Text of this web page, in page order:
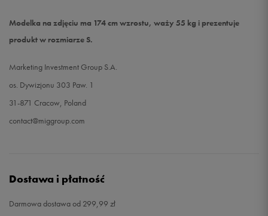
Modelka na zdjęciu ma 174 cm wzrostu, waży 55 kg i prezentuje
produkt w rozmiarze S.
Marketing Investment Group S.A.
os. Dywizjonu 303 Paw. 1
31-871 Cracow, Poland
contact@miggroup.com
Dostawa i płatność
Darmowa dostawa od 299,99 zł